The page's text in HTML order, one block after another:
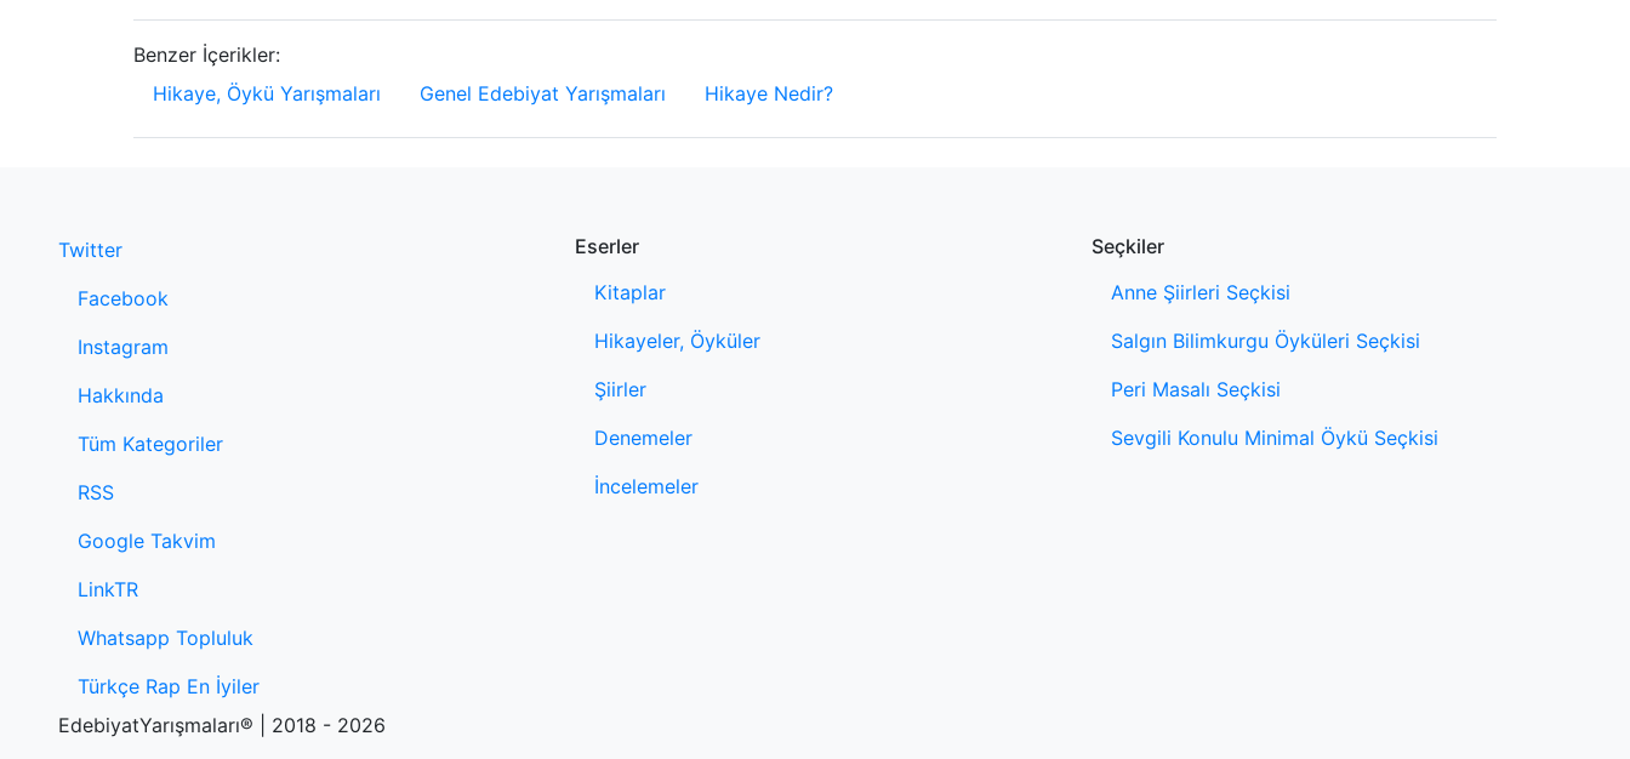
Benzer İçerikler:
Hikaye, Öykü Yarışmaları
Genel Edebiyat Yarışmaları Hikaye Nedir?
Twitter
Facebook
Instagram
Hakkında
Tüm Kategoriler
RSS
Google Takvim
LinkTR
Whatsapp Topluluk
Türkçe Rap En İyiler
Eserler
Kitaplar
Hikayeler, Öyküler
Şiirler
Denemeler
İncelemeler
Seçkiler
Anne Şiirleri Seçkisi
Salgın Bilimkurgu Öyküleri Seçkisi
Peri Masalı Seçkisi
Sevgili Konulu Minimal Öykü Seçkisi
EdebiyatYarışmaları® | 2018 - 2026